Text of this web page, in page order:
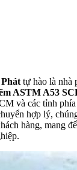
tự hào là nhà
ASTM A53
và các tỉnh
hợp lý,
hàng, mang